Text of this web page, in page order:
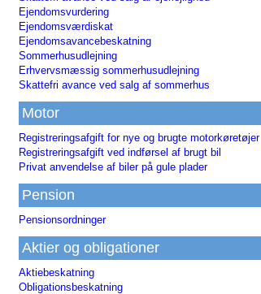
Ejendomsvurdering
Ejendomsværdiskat
Ejendomsavancebeskatning
Sommerhusudlejning
Erhvervsmæssig sommerhusudlejning
Skattefri avance ved salg af sommerhus
Motor
Registreringsafgift for nye og brugte motorkøretøjer
Registreringsafgift ved indførsel af brugt bil
Privat anvendelse af biler på gule plader
Pension
Pensionsordninger
Aktier og obligationer
Aktiebeskatning
Obligationsbeskatning